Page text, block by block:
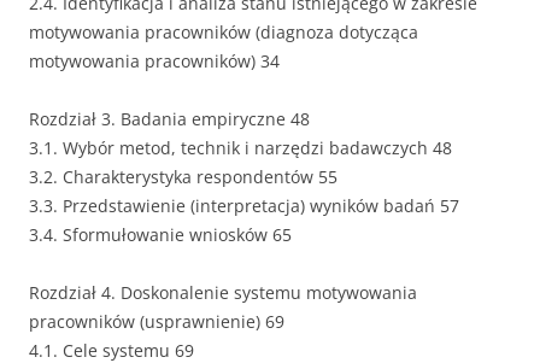
motywowania pracowników (diagnoza dotycząca
motywowania pracowników) 34
Rozdział 3. Badania empiryczne 48
3.1. Wybór metod, technik i narzędzi badawczych 48
3.2. Charakterystyka respondentów 55
3.3. Przedstawienie (interpretacja) wyników badań 57
3.4. Sformułowanie wniosków 65
Rozdział 4. Doskonalenie systemu motywowania
pracowników (usprawnienie) 69
4.1. Cele systemu 69